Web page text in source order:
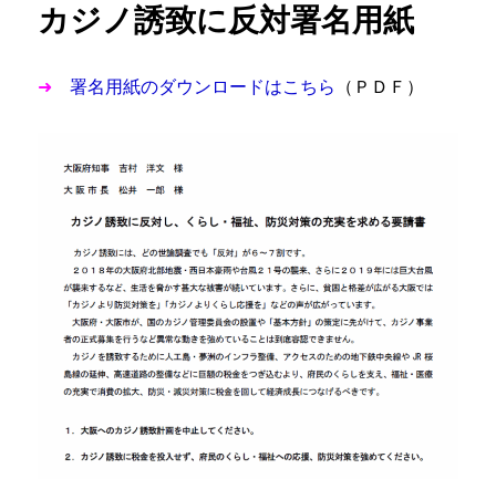
カジノ誘致に反対署名用紙
➜ 署名用紙のダウンロードはこちら （ＰＤＦ）